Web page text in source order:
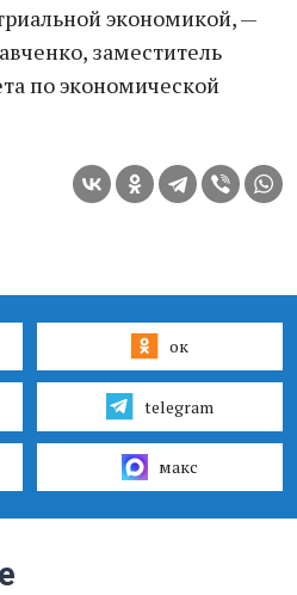
экономикой, —
заместитель
по экономической
ок
telegram
макс